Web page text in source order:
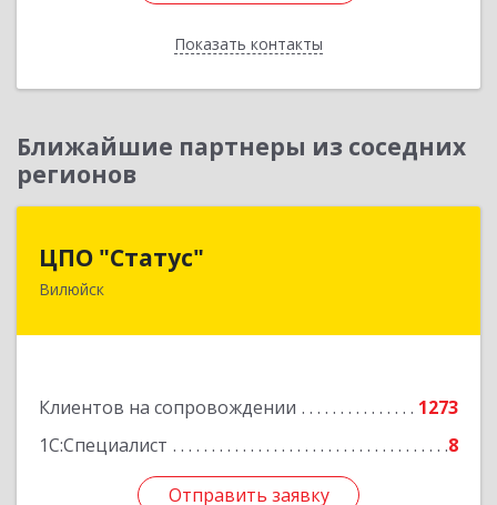
Показать контакты
Назад
Ближайшие партнеры из соседних
регионов
ЦПО "Статус"
Вилюйск
Клиентов на сопровождении
1273
1С:Специалист
8
Отправить заявку
677000, Саха /Якутия/ Респ, Якутск г, Ленина пр-
Отправить заявку